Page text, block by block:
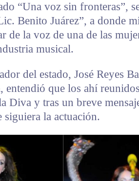
“Una voz sin fronteras”,
Benito Juárez”, a donde
de la voz de una de las
musical.
del estado, José Reyes
entendió que los ahí
Diva y tras un breve
la actuación.